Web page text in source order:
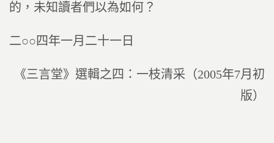
的，未知讀者們以為如何？
二○○四年一月二十一日
《三言堂》選輯之四：一枝清采（2005年7月初
版）